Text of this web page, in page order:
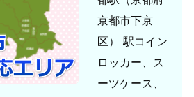
京都市下京
区） 駅コイン
ロッカー、ス
ーツケース、